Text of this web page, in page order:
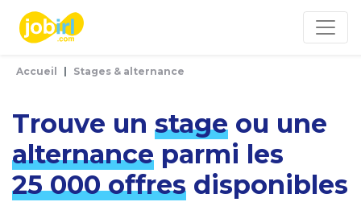
Accueil Stages & alternance
Trouve un stage ou une
alternance parmi les
25 000 offres disponibles
Panneau de gestion des cookies